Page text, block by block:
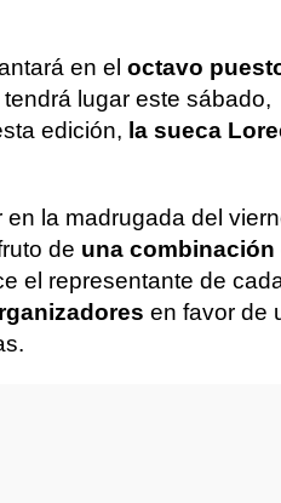
en el octavo
lugar este sábado,
edición, la sueca
la madrugada del
de una combinación
el representante de
en favor de